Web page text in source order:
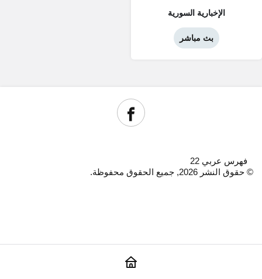
الإخبارية السورية
بث مباشر
فهرس عربي 22
© حقوق النشر 2026, جميع الحقوق محفوظة.